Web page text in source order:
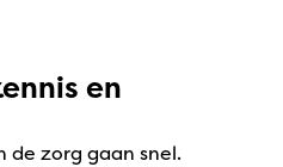
en
de zorg gaan snel.